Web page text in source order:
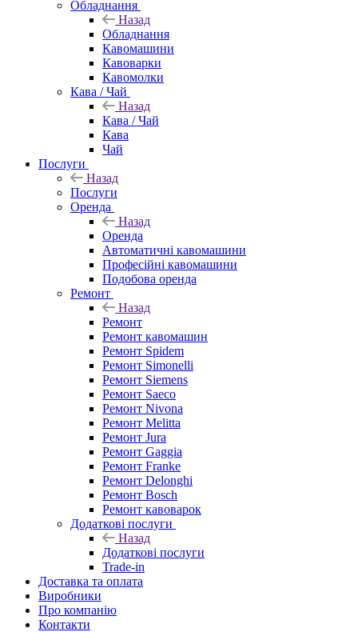
Обладнання
Назад
Обладнання
Кавомашини
Кавоварки
Кавомолки
Кава / Чай
Назад
Кава / Чай
Кава
Чай
Послуги
Назад
Послуги
Оренда
Назад
Оренда
Автоматичні кавомашини
Професійні кавомашини
Подобова оренда
Ремонт
Назад
Ремонт
Ремонт кавомашин
Ремонт Spidem
Ремонт Simonelli
Ремонт Siemens
Ремонт Saeco
Ремонт Nivona
Ремонт Melitta
Ремонт Jura
Ремонт Gaggia
Ремонт Franke
Ремонт Delonghi
Ремонт Bosch
Ремонт кавоварок
Додаткові послуги
Назад
Додаткові послуги
Trade-in
Доставка та оплата
Виробники
Про компанію
Контакти